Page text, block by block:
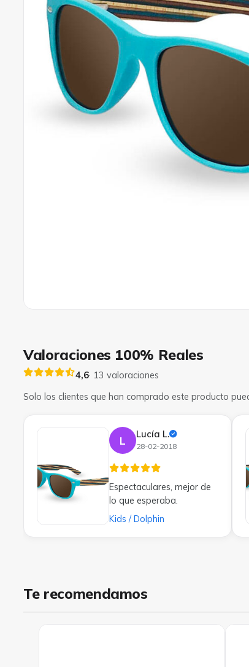
Valoraciones 100% Reales
4,6· 13 valoraciones
Solo los clientes que han comprado este producto
L Lucía L.
28-02-2018
Espectaculares, mejor de
lo que esperaba.
Kids / Dolphin
Te recomendamos